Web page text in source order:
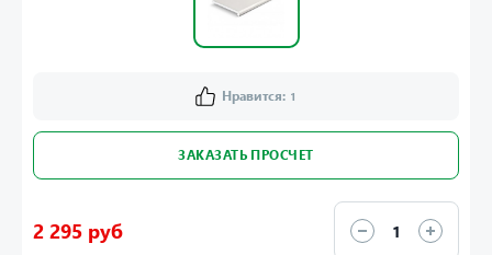
Нравится: 1
ЗАКАЗАТЬ ПРОСЧЕТ
2 295 руб